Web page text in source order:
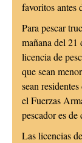
favoritos antes
Para pescar
mañana del 21
licencia de
que sean
sean
el Fuerzas
pescador es
Las licencias